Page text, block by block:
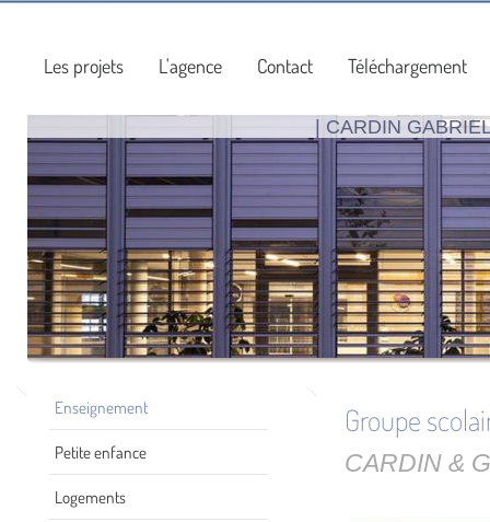
Les projets L'agence Contact Téléchargement
| CARDIN
Enseignement
Petite enfance
Logements
Groupe
CARDIN &